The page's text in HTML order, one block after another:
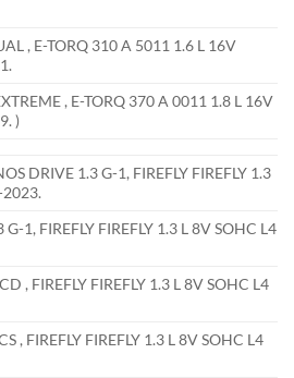
, E-TORQ 310 A 5011 1.6 L 16V
, E-TORQ 370 A 0011 1.8 L 16V
)
DRIVE 1.3 G-1, FIREFLY FIREFLY 1.3
2023.
1, FIREFLY FIREFLY 1.3 L 8V SOHC L4
, FIREFLY FIREFLY 1.3 L 8V SOHC L4
, FIREFLY FIREFLY 1.3 L 8V SOHC L4